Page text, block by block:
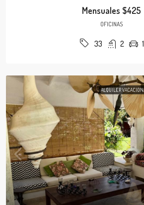
Mensuales $425
OFICINAS
33 2 1
ALQUILER